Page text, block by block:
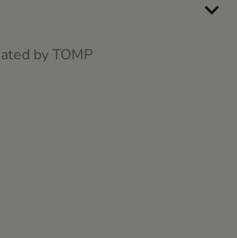
keyboard_arrow_down
by TOMP